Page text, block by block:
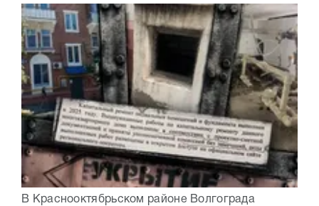
В Краснооктябрьском районе Волгограда